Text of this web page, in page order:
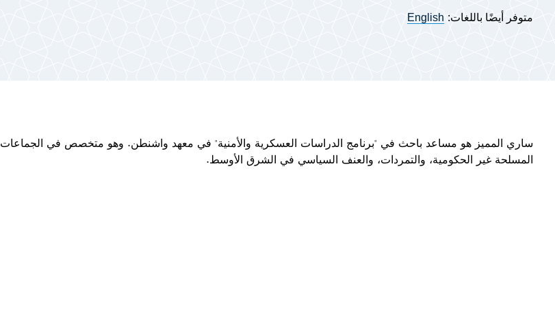
متوفر أيضًا باللغات: English
ساري المميز هو مساعد باحث في "برنامج الدراسات العسكرية والأمنية" في معهد واشنطن. وهو متخصص في الجماعات
المسلحة غير الحكومية، والتمردات، والعنف السياسي في الشرق الأوسط.